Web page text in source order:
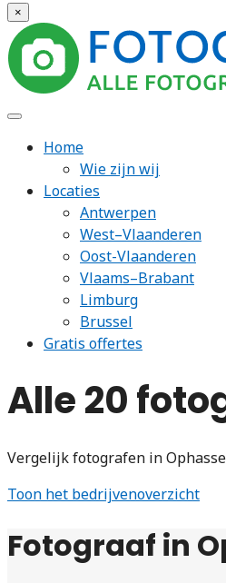
×
Home
Wie zijn wij
Locaties
Antwerpen
West–Vlaanderen
Oost-Vlaanderen
Vlaams–Brabant
Limburg
Brussel
Gratis offertes
Alle 20
Vergelijk fotografen in
Toon het bedrijvenoverzicht
Fotograaf in